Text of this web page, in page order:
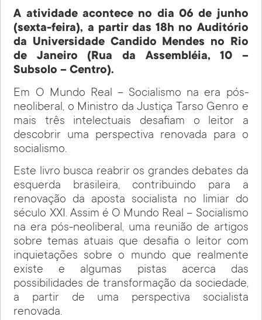
A atividade acontece no dia 06 de junho
(sexta-feira), a partir das 18h no Auditório
da Universidade Candido Mendes no Rio
de Janeiro (Rua da Assembléia, 10 –
Subsolo – Centro).
Em O Mundo Real – Socialismo na era pós-
neoliberal, o Ministro da Justiça Tarso Genro e
mais três intelectuais desafiam o leitor a
descobrir uma perspectiva renovada para o
socialismo.
Este livro busca reabrir os grandes debates da
esquerda brasileira, contribuindo para a
renovação da aposta socialista no limiar do
século XXI. Assim é O Mundo Real – Socialismo
na era pós-neoliberal, uma reunião de artigos
sobre temas atuais que desafia o leitor com
inquietações sobre o mundo que realmente
existe e algumas pistas acerca das
possibilidades de transformação da sociedade,
a partir de uma perspectiva socialista
renovada.